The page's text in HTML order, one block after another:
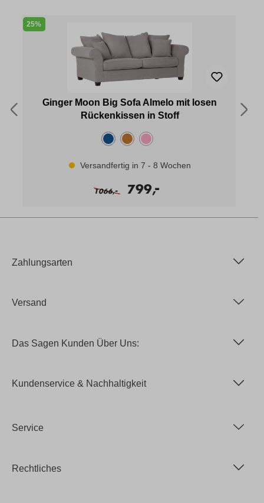
25%
Ginger Moon Big Sofa Almelo mit losen
Rückenkissen in Stoff
Versandfertig in 7 - 8 Wochen
1066,
- 799,
-
Zahlungsarten
Versand
Das Sagen Kunden Über Uns:
Kundenservice & Nachhaltigkeit
Service
Rechtliches